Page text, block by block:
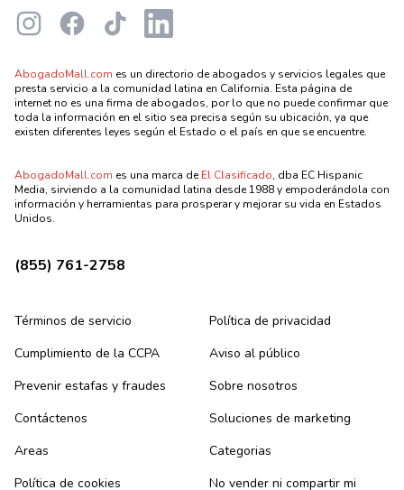
InstagramFacebookTikTok LinkedIn
AbogadoMall.com es un directorio de abogados y servicios legales que
presta servicio a la comunidad latina en California. Esta página de
internet no es una firma de abogados, por lo que no puede confirmar que
toda la información en el sitio sea precisa según su ubicación, ya que
existen diferentes leyes según el Estado o el país en que se encuentre.
AbogadoMall.com es una marca deEl Clasificado, dba EC Hispanic
Media, sirviendo a la comunidad latina desde 1988 y empoderándola con
información y herramientas para prosperar y mejorar su vida en Estados
Unidos.
(855) 761-2758
Términos de servicio
Política de privacidad
Cumplimiento de la CCPA
Aviso al público
Prevenir estafas y fraudes
Sobre nosotros
Contáctenos
Soluciones de marketing
Areas
Categorias
Política de cookies
No vender ni compartir mi